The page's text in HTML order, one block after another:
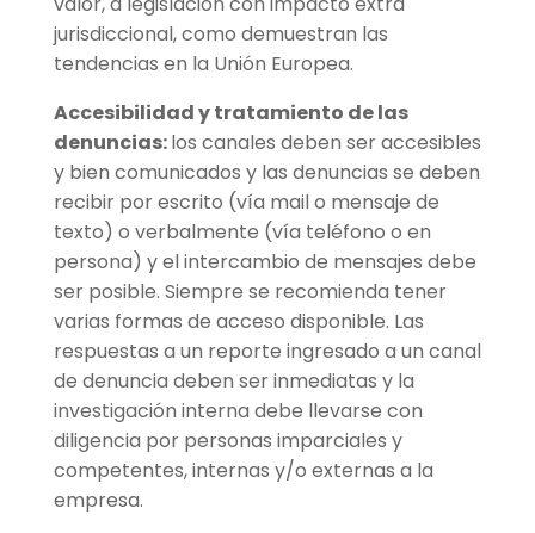
jurisdiccional, como demuestran las
tendencias en la Unión Europea.
Accesibilidad y tratamiento de las
denuncias:los canales deben ser accesibles
y bien comunicados y las denuncias se deben
recibir por escrito (vía mail o mensaje de
texto) o verbalmente (vía teléfono o en
persona) y el intercambio de mensajes debe
ser posible. Siempre se recomienda tener
varias formas de acceso disponible. Las
respuestas a un reporte ingresado a un canal
de denuncia deben ser inmediatas y la
investigación interna debe llevarse con
diligencia por personas imparciales y
competentes, internas y/o externas a la
empresa.